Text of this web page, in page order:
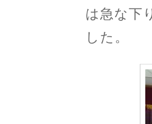
は急な下
した。